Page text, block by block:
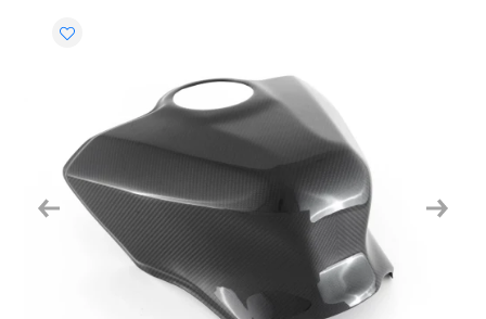
Previous Next